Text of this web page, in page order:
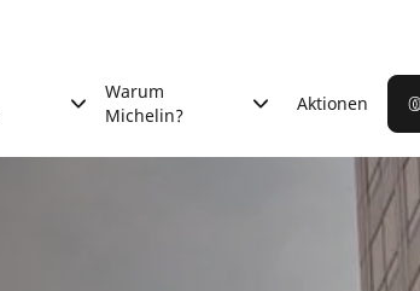
Warum
Michelin?
Aktionen